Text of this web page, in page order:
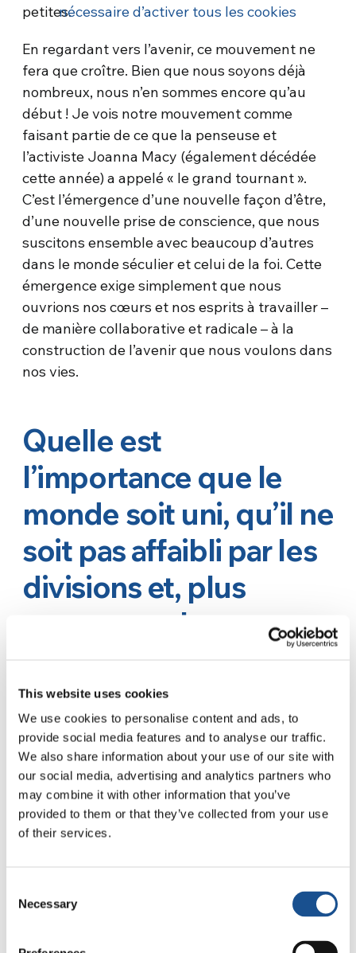
This website uses cookies
We use cookies to personalise content and ads, to
provide social media features and to analyse our traffic.
We also share information about your use of our site with
our social media, advertising and analytics partners who
may combine it with other information that you’ve
provided to them or that they’ve collected from your use
of their services.
Selection
Necessary
petites.nécessaire d’activer tous les cookies
En regardant vers l’avenir, ce mouvement ne
fera que croître. Bien que nous soyons déjà
nombreux, nous n’en sommes encore qu’au
début ! Je vois notre mouvement comme
faisant partie de ce que la penseuse et
l’activiste Joanna Macy (également décédée
cette année) a appelé « le grand tournant ».
C’est l’émergence d’une nouvelle façon d’être,
d’une nouvelle prise de conscience, que nous
suscitons ensemble avec beaucoup d’autres
dans le monde séculier et celui de la foi. Cette
émergence exige simplement que nous
ouvrions nos cœurs et nos esprits à travailler –
de manière collaborative et radicale – à la
construction de l’avenir que nous voulons dans
nos vies.
Quelle est
l’importance que le
monde soit uni, qu’il ne
soit pas affaibli par les
divisions et, plus
encore, par les
avancer les principes
et les objectifs de
Laudato Si ?
L’œuvre de Laudato Si’ et celle de l’unité sont
profondément entrelacées. C’est pourquoi je
Laudato Si’. Toutes les ressources dont nous
avons besoin pour lutter contre les problèmes
environnementaux et l’injustice sont à notre